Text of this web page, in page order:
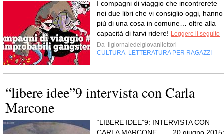
I compagni di viaggio che incontrerete
nei due libri che vi consiglio oggi, hanno
più di una cosa in comune… oltre alla
capacità di farvi ridere! Leggere il seguito
Da
Ilgiornaledeigiovanilettori
CULTURA LETTERATURA PER RAGAZZI
“libere idee”9 intervista con Carla
Marcone
“LIBERE IDEE”9: INTERVISTA CON